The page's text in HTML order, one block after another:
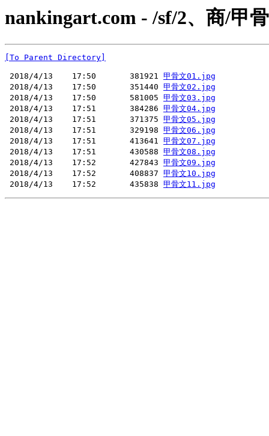
nankingart.com - /sf/2、商/甲
[To Parent Directory]
2018/4/13    17:50       381921 甲骨文01.jpg
2018/4/13    17:50       351440 甲骨文02.jpg
2018/4/13    17:50       581005 甲骨文03.jpg
2018/4/13    17:51       384286 甲骨文04.jpg
2018/4/13    17:51       371375 甲骨文05.jpg
2018/4/13    17:51       329198 甲骨文06.jpg
2018/4/13    17:51       413641 甲骨文07.jpg
2018/4/13    17:51       430588 甲骨文08.jpg
2018/4/13    17:52       427843 甲骨文09.jpg
2018/4/13    17:52       408837 甲骨文10.jpg
2018/4/13    17:52       435838 甲骨文11.jpg